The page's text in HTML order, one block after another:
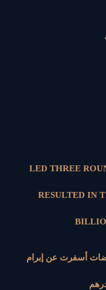
LED THREE
RESULTED IN
أسفرت عن إبرام